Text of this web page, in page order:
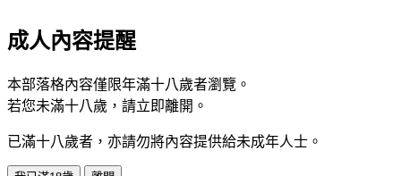
成人內容提醒
本部落格內容僅限年滿十八歲者瀏覽。
若您未滿十八歲，請立即離開。
已滿十八歲者，亦請勿將內容提供給未成年人士。